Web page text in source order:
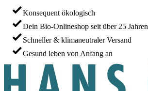
Konsequent ökologisch
Dein Bio-Onlineshop seit über 25 Jahren
Schneller & klimaneutraler Versand
Gesund leben von Anfang an